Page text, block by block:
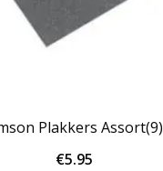
Plakkers Assort(9)
€5.95